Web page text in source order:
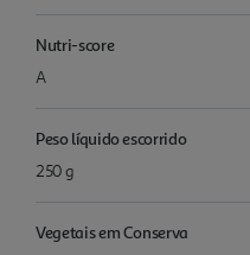
Nutri-score
A
Peso líquido escorrido
250 g
Vegetais em Conserva